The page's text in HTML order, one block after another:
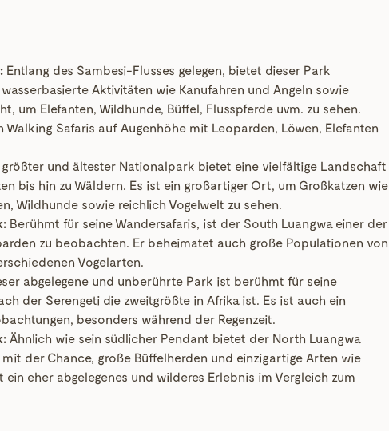
Entlang des Sambesi-Flusses gelegen, bietet dieser Park
Aktivitäten wie Kanufahren und Angeln sowie
um Elefanten, Wildhunde, Büffel, Flusspferde uvm. zu sehen.
Walking Safaris auf Augenhöhe mit Leoparden, Löwen, Elefanten
größter und ältester Nationalpark bietet eine vielfältige Landschaft
bis hin zu Wäldern. Es ist ein großartiger Ort, um Großkatzen wie
Wildhunde sowie reichlich Vogelwelt zu sehen.
Berühmt für seine Wandersafaris, ist der South Luangwa einer der
zu beobachten. Er beheimatet auch große Populationen von
Vogelarten.
abgelegene und unberührte Park ist berühmt für seine
der Serengeti die zweitgrößte in Afrika ist. Es ist auch ein
besonders während der Regenzeit.
Ähnlich wie sein südlicher Pendant bietet der North Luangwa
mit der Chance, große Büffelherden und einzigartige Arten wie
ein eher abgelegenes und wilderes Erlebnis im Vergleich zum